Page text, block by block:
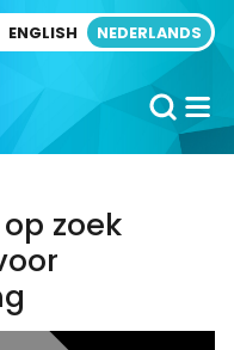
ENGLISH NEDERLANDS
zoek